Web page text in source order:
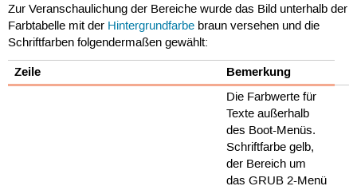
Zur Veranschaulichung der Bereiche wurde das Bild unterhalb der
Farbtabelle mit der Hintergrundfarbebraun versehen und die
Schriftfarben folgendermaßen gewählt:
Zeile Bemerkung
Die Farbwerte für
Texte außerhalb
des Boot-Menüs.
Schriftfarbe gelb,
der Bereich um
das GRUB 2-Menü